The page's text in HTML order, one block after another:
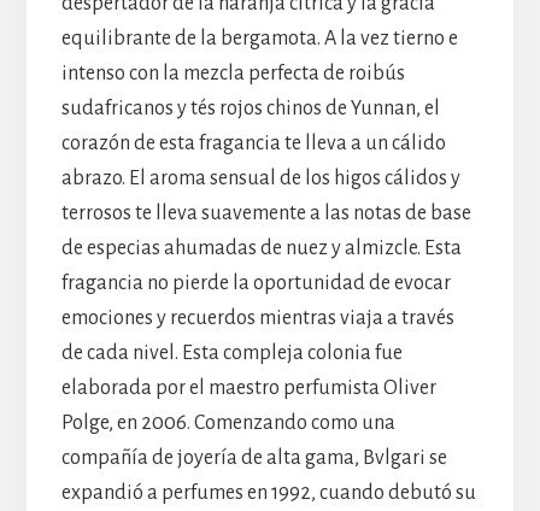
equilibrante de la bergamota. A la vez tierno e
intenso con la mezcla perfecta de roibús
sudafricanos y tés rojos chinos de Yunnan, el
corazón de esta fragancia te lleva a un cálido
abrazo. El aroma sensual de los higos cálidos y
terrosos te lleva suavemente a las notas de base
de especias ahumadas de nuez y almizcle. Esta
fragancia no pierde la oportunidad de evocar
emociones y recuerdos mientras viaja a través
de cada nivel. Esta compleja colonia fue
elaborada por el maestro perfumista Oliver
Polge, en 2006. Comenzando como una
compañía de joyería de alta gama, Bvlgari se
expandió a perfumes en 1992, cuando debutó su